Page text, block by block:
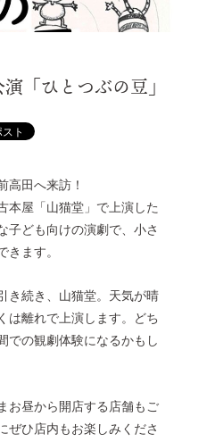
「ひとつぶの豆」
高田へ来訪！
本屋「山猫堂」で上演した
子ども向けの演劇で、小さ
ます。
き続き、山猫堂。天気が晴
は離れで上演します。どち
での観劇体験になるかもし
お昼から開店する店舗もご
ぜひ店内もお楽しみくださ
ス
はココ！
協会
光物産協会 All Rights Reserved.
DESIGN